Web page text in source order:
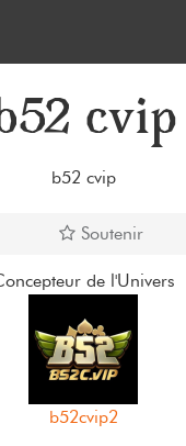
cvip
b52 cvip
Soutenir
de l'Univers
b52cvip2